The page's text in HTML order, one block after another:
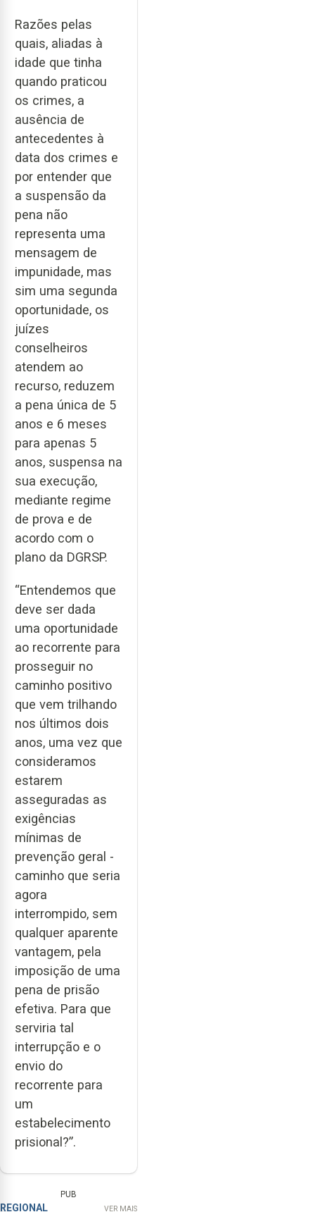
Razões pelas
quais, aliadas à
idade que tinha
quando praticou
os crimes, a
ausência de
antecedentes à
data dos crimes e
por entender que
a suspensão da
pena não
representa uma
mensagem de
impunidade, mas
sim uma segunda
oportunidade, os
juízes
conselheiros
atendem ao
recurso, reduzem
a pena única de 5
anos e 6 meses
para apenas 5
anos, suspensa na
sua execução,
mediante regime
de prova e de
acordo com o
plano da DGRSP.
“Entendemos que
deve ser dada
uma oportunidade
ao recorrente para
prosseguir no
caminho positivo
que vem trilhando
nos últimos dois
anos, uma vez que
consideramos
estarem
asseguradas as
exigências
mínimas de
prevenção geral -
caminho que seria
agora
interrompido, sem
qualquer aparente
vantagem, pela
imposição de uma
pena de prisão
efetiva. Para que
serviria tal
interrupção e o
envio do
recorrente para
um
estabelecimento
prisional?”.
PUB
REGIONAL VER MAIS